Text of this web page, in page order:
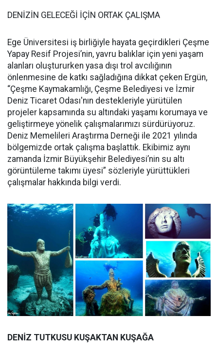
DENİZİN GELECEĞİ İÇİN ORTAK ÇALIŞMA
Ege Üniversitesi iş birliğiyle hayata geçirdikleri Çeşme
Yapay Resif Projesi’nin, yavru balıklar için yeni yaşam
alanları oluştururken yasa dışı trol avcılığının
önlenmesine de katkı sağladığına dikkat çeken Ergün,
“Çeşme Kaymakamlığı, Çeşme Belediyesi ve İzmir
Deniz Ticaret Odası'nın destekleriyle yürütülen
projeler kapsamında su altındaki yaşamı korumaya ve
geliştirmeye yönelik çalışmalarımızı sürdürüyoruz.
Deniz Memelileri Araştırma Derneği ile 2021 yılında
bölgemizde ortak çalışma başlattık. Ekibimiz aynı
zamanda İzmir Büyükşehir Belediyesi’nin su altı
görüntüleme takımı üyesi” sözleriyle yürüttükleri
çalışmalar hakkında bilgi verdi.
DENİZ TUTKUSU KUŞAKTAN KUŞAĞA